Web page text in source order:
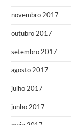
novembro 2017
outubro 2017
setembro 2017
agosto 2017
julho 2017
junho 2017